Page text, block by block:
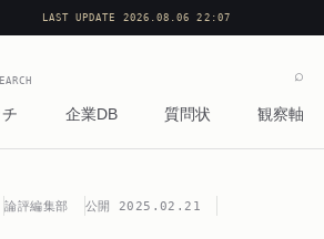
LAST UPDATE 2026.08.06 22:07
企業DB 質問状 観察軸
⌕
論評編集部 公開 2025.02.21